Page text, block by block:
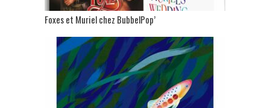
Foxes et Muriel chez BubbelPop’